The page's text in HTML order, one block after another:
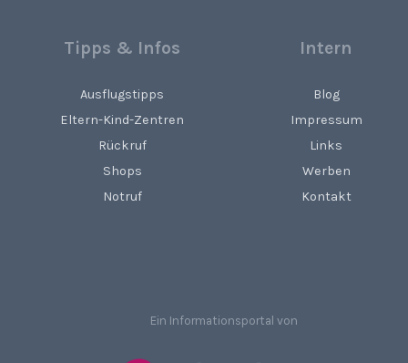
Tipps & Infos
Ausflugstipps
Eltern-Kind-Zentren
Rückruf
Shops
Notruf
Intern
Blog
Impressum
Links
Werben
Kontakt
Ein Informationsportal von